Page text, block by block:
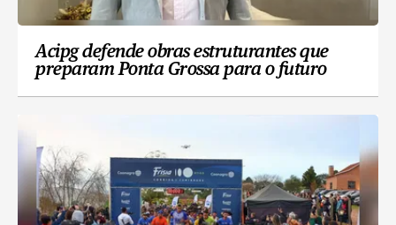
Acipg defende obras estruturantes que
preparam Ponta Grossa para o futuro